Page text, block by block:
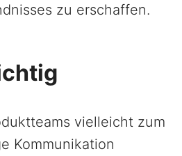
zu erschaffen.
vielleicht zum
Kommunikation